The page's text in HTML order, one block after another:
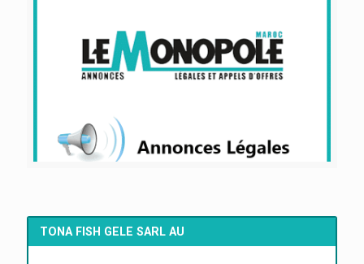
TONA FISH GELE SARL AU